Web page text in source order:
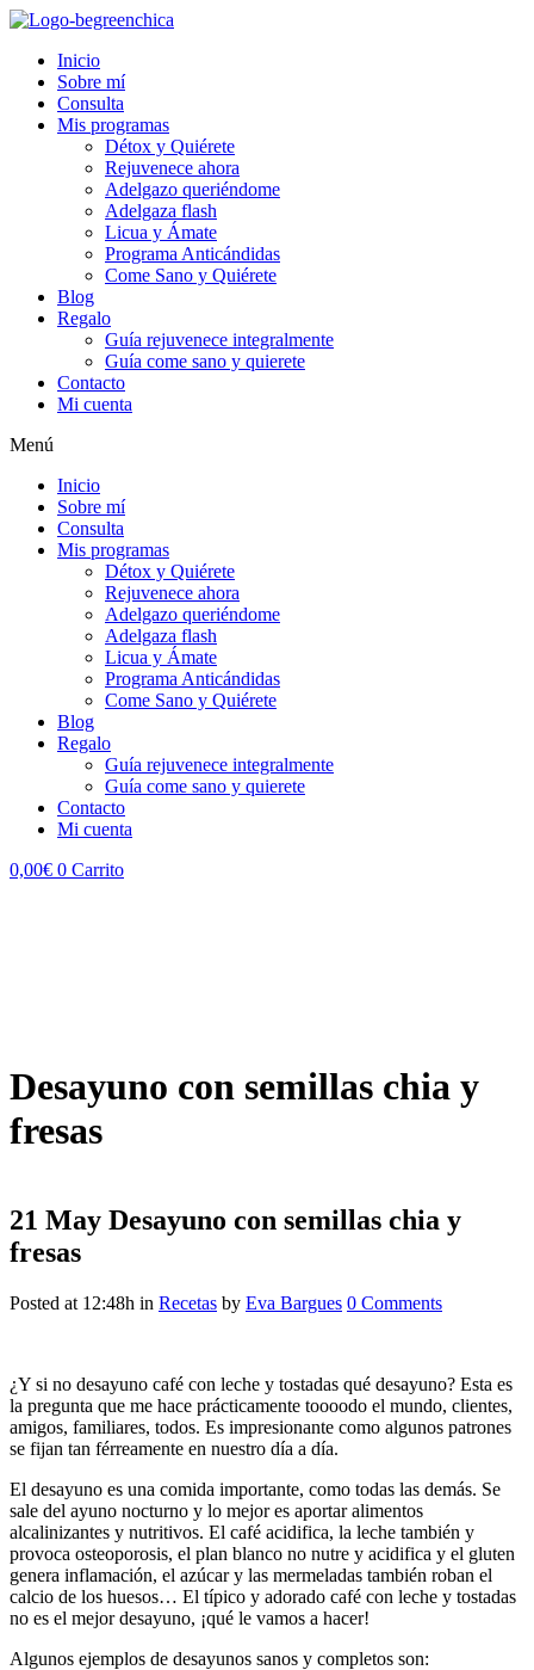
Inicio
Sobre mí
Consulta
Mis programas
Détox y Quiérete
Rejuvenece ahora
Adelgazo queriéndome
Adelgaza flash
Licua y Ámate
Programa Anticándidas
Come Sano y Quiérete
Blog
Regalo
Guía rejuvenece integralmente
Guía come sano y quierete
Contacto
Mi cuenta
Menú
Inicio
Sobre mí
Consulta
Mis programas
Détox y Quiérete
Rejuvenece ahora
Adelgazo queriéndome
Adelgaza flash
Licua y Ámate
Programa Anticándidas
Come Sano y Quiérete
Blog
Regalo
Guía rejuvenece integralmente
Guía come sano y quierete
Contacto
Mi cuenta
0,00€ 0 Carrito
Desayuno con semillas chia y
fresas
21 May Desayuno con semillas chia y
fresas
Posted at 12:48h in Recetas by Eva Bargues 0 Comments
¿Y si no desayuno café con leche y tostadas qué desayuno? Esta es
la pregunta que me hace prácticamente toooodo el mundo, clientes,
amigos, familiares, todos. Es impresionante como algunos patrones
se fijan tan férreamente en nuestro día a día.
El desayuno es una comida importante, como todas las demás. Se
sale del ayuno nocturno y lo mejor es aportar alimentos
alcalinizantes y nutritivos. El café acidifica, la leche también y
provoca osteoporosis, el plan blanco no nutre y acidifica y el gluten
genera inflamación, el azúcar y las mermeladas también roban el
calcio de los huesos… El típico y adorado café con leche y tostadas
no es el mejor desayuno, ¡qué le vamos a hacer!
Algunos ejemplos de desayunos sanos y completos son: